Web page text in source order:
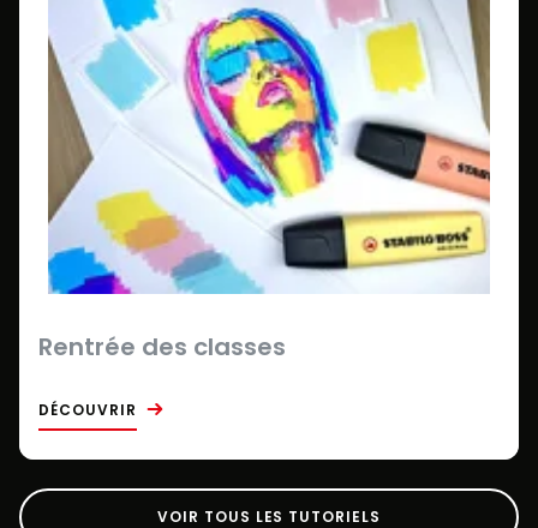
Rentrée des classes
DÉCOUVRIR
VOIR TOUS LES TUTORIELS